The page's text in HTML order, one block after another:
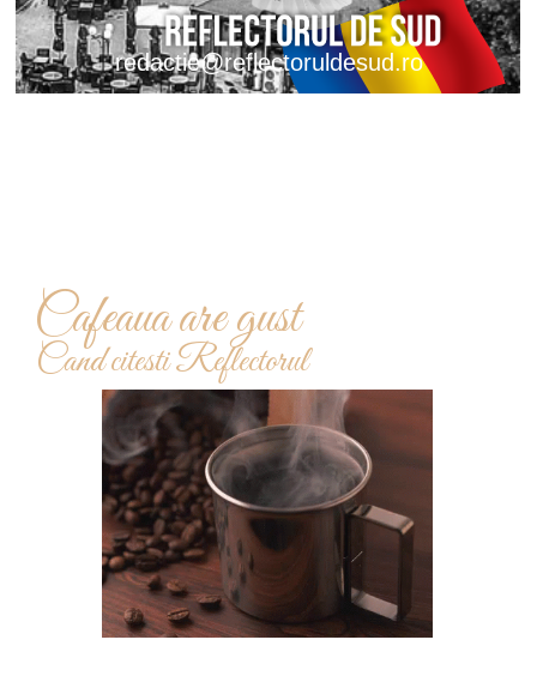
redactie@reflectoruldesud.ro
Cafeaua are gust
Cand citesti Reflectorul